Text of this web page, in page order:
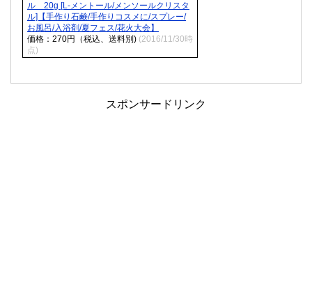
ル 20g [L-メントール/メンソールクリスタ
ル]【手作り石鹸/手作りコスメに/スプレー/
お風呂/入浴剤/夏フェス/花火大会】
価格：270円（税込、送料別) (2016/11/30時
点)
スポンサードリンク